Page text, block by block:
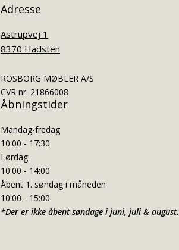
Adresse
Astrupvej 1
8370 Hadsten
ROSBORG MØBLER A/S
CVR nr. 21866008
Åbningstider
Mandag-fredag
10:00 - 17:30
Lørdag
10:00 - 14:00
Åbent 1. søndag i måneden
10:00 - 15:00
*Der er ikke åbent søndage i juni, juli & august.